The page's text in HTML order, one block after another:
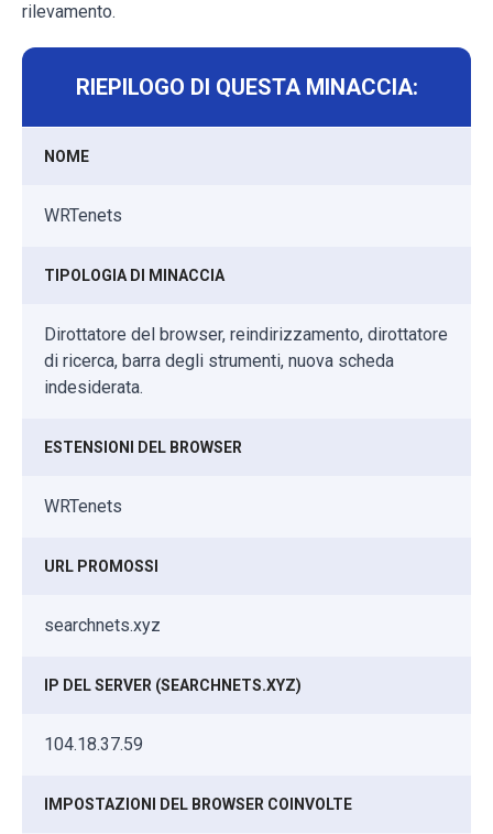
rilevamento.
RIEPILOGO DI QUESTA MINACCIA:
NOME
WRTenets
TIPOLOGIA DI MINACCIA
Dirottatore del browser, reindirizzamento, dirottatore
di ricerca, barra degli strumenti, nuova scheda
indesiderata.
ESTENSIONI DEL BROWSER
WRTenets
URL PROMOSSI
searchnets.xyz
IP DEL SERVER (SEARCHNETS.XYZ)
104.18.37.59
IMPOSTAZIONI DEL BROWSER COINVOLTE